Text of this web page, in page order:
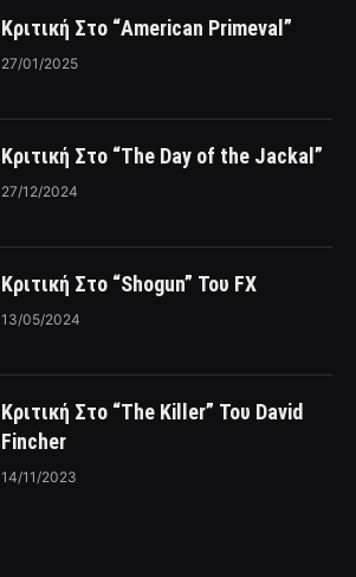
Κριτική Στο “American Primeval”
27/01/2025
Κριτική Στο “The Day of the Jackal”
27/12/2024
Κριτική Στο “Shogun” Του FX
13/05/2024
Κριτική Στο “The Killer” Του David
Fincher
14/11/2023